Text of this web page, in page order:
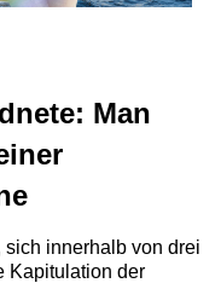
Man
sich innerhalb von drei
Kapitulation der